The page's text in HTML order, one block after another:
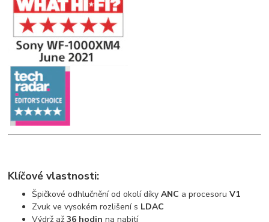
Klíčové vlastnosti:
Špičkové odhlučnění od okolí díkyANC a procesoruV1
Zvuk ve vysokém rozlišení s LDAC
Výdrž až36 hodin na nabití